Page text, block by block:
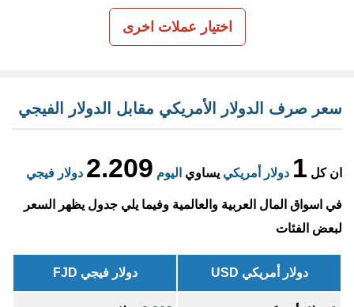
اختيار عملات اخرى
سعر صرف الدولار الأمريكي مقابل الدولار الفيجي
ان كل 1 دولار أمريكي يساوي اليوم 2.209 دولار فيجي
في اسواق المال العربية والعالمية وفيما يلي جدول يظهر السعر
لبعض الفئات
دولار أمريكي USD دولار فيجي FJD